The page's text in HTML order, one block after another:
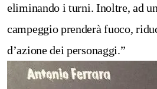
eliminando i turni. Inoltre, ad
campeggio prenderà fuoco,
d’azione dei personaggi.”